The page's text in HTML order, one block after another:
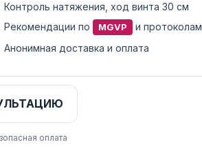
Контроль натяжения, ход винта 30 см
Рекомендации по MGVP
и протоколам
Анонимная доставка и оплата
оплата